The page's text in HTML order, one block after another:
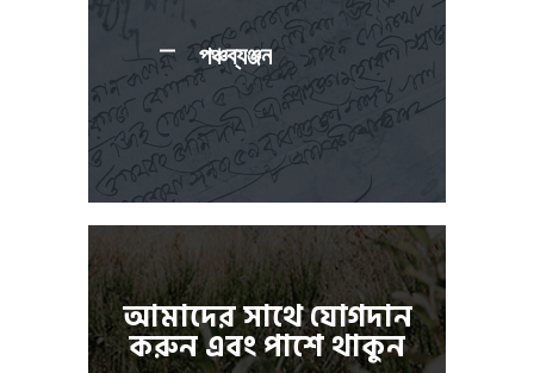
পঞ্চব্যঞ্জন
আমাদের সাথে যোগদান
করুন এবং পাশে থাকুন